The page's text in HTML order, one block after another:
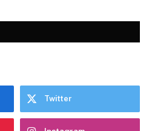
Twitter